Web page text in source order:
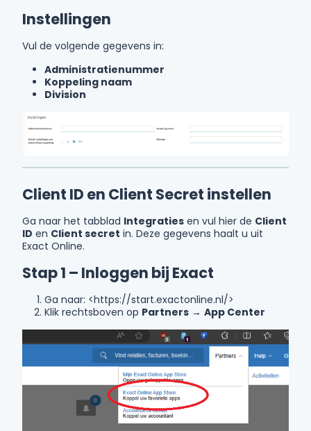
Instellingen
Vul de volgende gegevens in:
Administratienummer
Koppeling naam
Division
Client ID en Client Secret instellen
Ga naar het tabblad Integraties en vul hier de Client
ID en Client secret in. Deze gegevens haalt u uit
Exact Online.
Stap 1 – Inloggen bij Exact
Ga naar: <https://start.exactonline.nl/>
Klik rechtsboven op Partners → App Center